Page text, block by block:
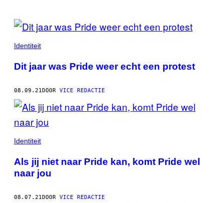
POSTS
BY
THIS
Identiteit
Dit jaar was Pride weer echt een protest
08.09.21DOOR VICE REDACTIE
Identiteit
Als jij niet naar Pride kan, komt Pride wel
naar jou
08.07.21DOOR VICE REDACTIE